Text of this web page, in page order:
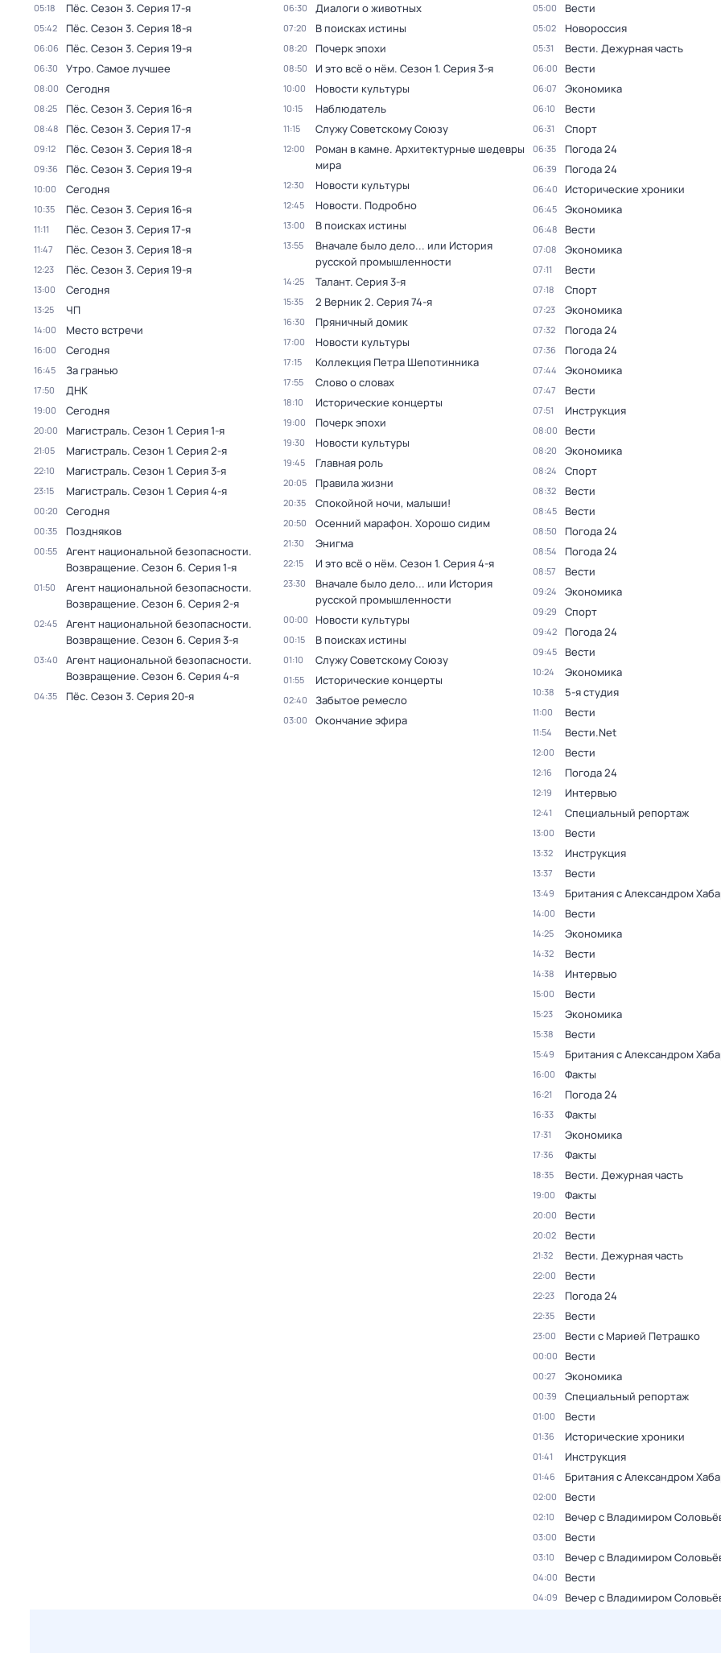
05:18 Пёс. Сезон 3. Серия 17-я
05:42 Пёс. Сезон 3. Серия 18-я
06:06 Пёс. Сезон 3. Серия 19-я
06:30 Утро. Самое лучшее
08:00 Сегодня
08:25 Пёс. Сезон 3. Серия 16-я
08:48 Пёс. Сезон 3. Серия 17-я
09:12 Пёс. Сезон 3. Серия 18-я
09:36 Пёс. Сезон 3. Серия 19-я
10:00 Сегодня
10:35 Пёс. Сезон 3. Серия 16-я
11:11 Пёс. Сезон 3. Серия 17-я
11:47 Пёс. Сезон 3. Серия 18-я
12:23 Пёс. Сезон 3. Серия 19-я
13:00 Сегодня
13:25 ЧП
14:00 Место встречи
16:00 Сегодня
16:45 За гранью
17:50 ДНК
19:00 Сегодня
20:00 Магистраль. Сезон 1. Серия 1-я
21:05 Магистраль. Сезон 1. Серия 2-я
22:10 Магистраль. Сезон 1. Серия 3-я
23:15 Магистраль. Сезон 1. Серия 4-я
00:20 Сегодня
00:35 Поздняков
00:55
Агент национальной безопасности.
Возвращение. Сезон 6. Серия 1-я
01:50
Агент национальной безопасности.
Возвращение. Сезон 6. Серия 2-я
02:45
Агент национальной безопасности.
Возвращение. Сезон 6. Серия 3-я
03:40
Агент национальной безопасности.
Возвращение. Сезон 6. Серия 4-я
04:35 Пёс. Сезон 3. Серия 20-я
06:30 Диалоги о животных
07:20 В поисках истины
08:20 Почерк эпохи
08:50 И это всё о нём. Сезон 1. Серия 3-я
10:00 Новости культуры
10:15 Наблюдатель
11:15 Служу Советскому Союзу
12:00
Роман в камне. Архитектурные шедевры
мира
12:30 Новости культуры
12:45 Новости. Подробно
13:00 В поисках истины
13:55
Вначале было дело... или История
русской промышленности
14:25 Талант. Серия 3-я
15:35 2 Верник 2. Серия 74-я
16:30 Пряничный домик
17:00 Новости культуры
17:15 Коллекция Петра Шепотинника
17:55 Слово о словах
18:10 Исторические концерты
19:00 Почерк эпохи
19:30 Новости культуры
19:45 Главная роль
20:05 Правила жизни
20:35 Спокойной ночи, малыши!
20:50 Осенний марафон. Хорошо сидим
21:30 Энигма
22:15 И это всё о нём. Сезон 1. Серия 4-я
23:30
Вначале было дело... или История
русской промышленности
00:00 Новости культуры
00:15 В поисках истины
01:10 Служу Советскому Союзу
01:55 Исторические концерты
02:40 Забытое ремесло
03:00 Окончание эфира
05:00 Вести
05:02 Новороссия
05:31 Вести. Дежурная часть
06:00 Вести
06:07 Экономика
06:10 Вести
06:31 Спорт
06:35 Погода 24
06:39 Погода 24
06:40 Исторические хроники
06:45 Экономика
06:48 Вести
07:08 Экономика
07:11 Вести
07:18 Спорт
07:23 Экономика
07:32 Погода 24
07:36 Погода 24
07:44 Экономика
07:47 Вести
07:51 Инструкция
08:00 Вести
08:20 Экономика
08:24 Спорт
08:32 Вести
08:45 Вести
08:50 Погода 24
08:54 Погода 24
08:57 Вести
09:24 Экономика
09:29 Спорт
09:42 Погода 24
09:45 Вести
10:24 Экономика
10:38 5-я студия
11:00 Вести
11:54 Вести.Net
12:00 Вести
12:16 Погода 24
12:19 Интервью
12:41 Специальный репортаж
13:00 Вести
13:32 Инструкция
13:37 Вести
13:49 Британия с Александром
14:00 Вести
14:25 Экономика
14:32 Вести
14:38 Интервью
15:00 Вести
15:23 Экономика
15:38 Вести
15:49 Британия с Александром
16:00 Факты
16:21 Погода 24
16:33 Факты
17:31 Экономика
17:36 Факты
18:35 Вести. Дежурная часть
19:00 Факты
20:00 Вести
20:02 Вести
21:32 Вести. Дежурная часть
22:00 Вести
22:23 Погода 24
22:35 Вести
23:00 Вести с Марией Петрашко
00:00 Вести
00:27 Экономика
00:39 Специальный репортаж
01:00 Вести
01:36 Исторические хроники
01:41 Инструкция
01:46 Британия с Александром
02:00 Вести
02:10 Вечер с Владимиром
03:00 Вести
03:10 Вечер с Владимиром
04:00 Вести
04:09 Вечер с Владимиром